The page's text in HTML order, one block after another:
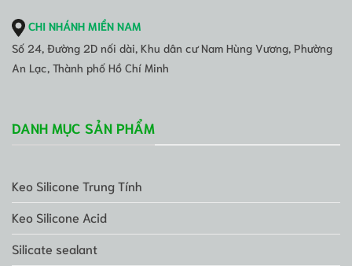
CHI NHÁNH MIỀN NAM
Số 24, Đường 2D nối dài, Khu dân cư Nam Hùng Vương, Phường
An Lạc, Thành phố Hồ Chí Minh
DANH MỤC SẢN PHẨM
Keo Silicone Trung Tính
Keo Silicone Acid
Silicate sealant